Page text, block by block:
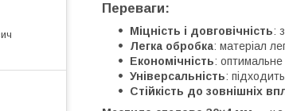
Переваги:
Міцність і довговічність:
Легка обробка: матеріал
Економічність: оптимальне
Універсальність:
Стійкість до зовнішніх